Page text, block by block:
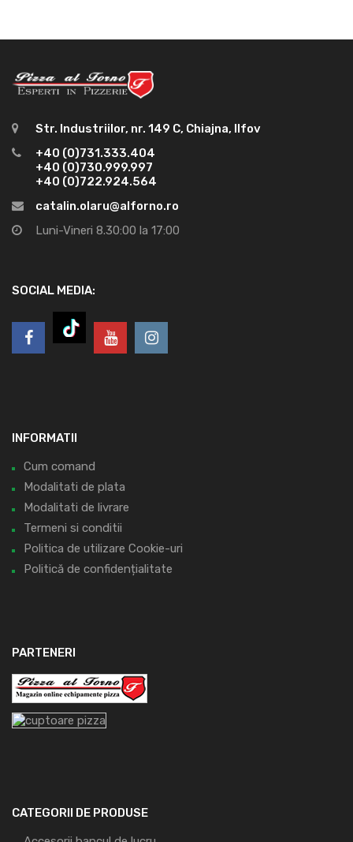
Str. Industriilor, nr. 149 C, Chiajna, Ilfov
+40 (0)731.333.404
+40 (0)730.999.997
+40 (0)722.924.564
catalin.olaru@alforno.ro
Luni-Vineri 8.30:00 la 17:00
SOCIAL MEDIA:
INFORMATII
Cum comand
Modalitati de plata
Modalitati de livrare
Termeni si conditii
Politica de utilizare Cookie-uri
Politică de confidențialitate
PARTENERI
CATEGORII DE PRODUSE